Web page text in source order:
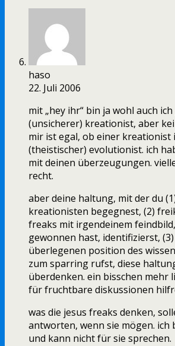
haso
22. Juli 2006
mit „hey ihr“ bin ja wohl auch
(unsicherer) kreationist, aber
mir ist egal, ob einer kreationist
(theistischer) evolutionist. ich
mit deinen überzeugungen.
recht.
aber deine haltung, mit der du
kreationisten begegnest, (2)
freaks mit irgendeinem
gewonnen hast, identifizierst,
überlegenen position des
zum sparring rufst, diese
überdenken. ein bisschen mehr
für fruchtbare diskussionen
was die jesus freaks denken,
antworten, wenn sie mögen.
und kann nicht für sie sprechen.